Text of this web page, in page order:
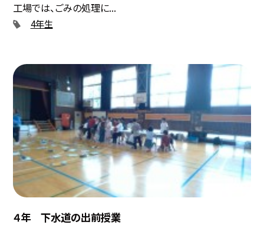
工場では、ごみの処理に...
4年生
４年 下水道の出前授業